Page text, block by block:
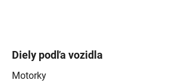
Diely podľa vozidla
Motorky